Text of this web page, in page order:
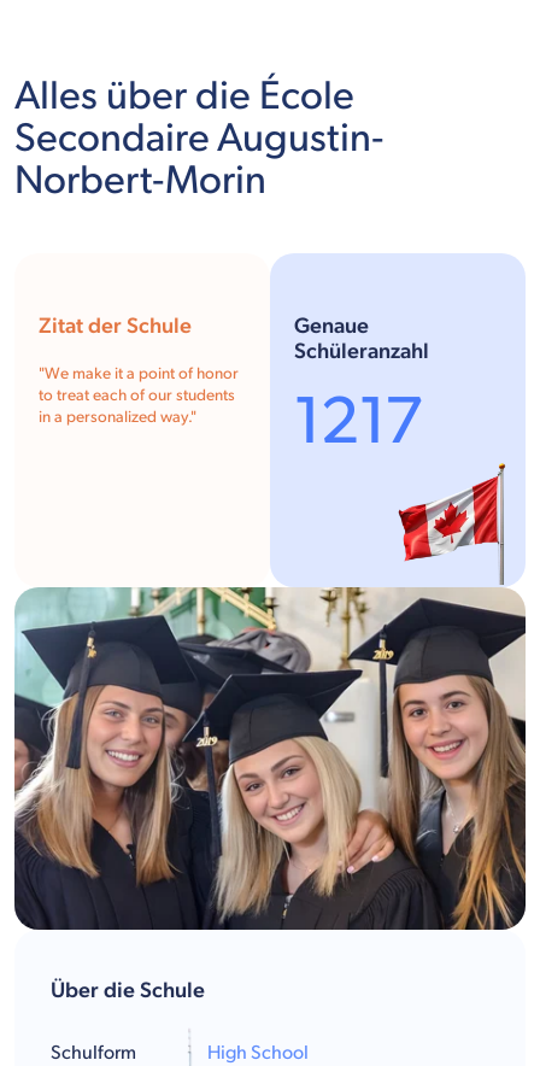
Alles über die École
Secondaire Augustin-
Norbert-Morin
Über die Schule
Schulform High School
Zitat der Schule
"We make it a point of honor
to treat each of our students
in a personalized way."
Genaue
Schüleranzahl
1217